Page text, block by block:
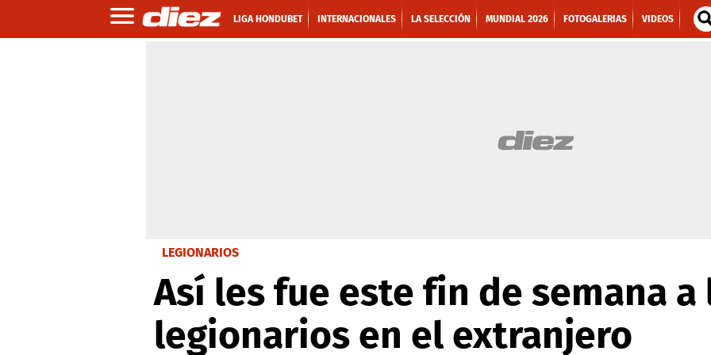
LIGA HONDUBET INTERNACIONALES LA SELECCIÓN MUNDIAL 2026 FOTOGALERIAS VIDEOS
LEGIONARIOS
Así les fue este fin de semana a
legionarios en el extranjero